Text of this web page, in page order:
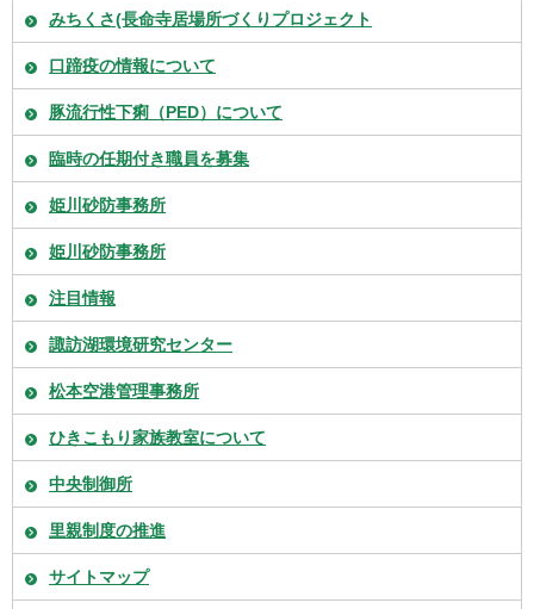
みちくさ(長命寺居場所づくりプロジェクト
口蹄疫の情報について
豚流行性下痢（PED）について
臨時の任期付き職員を募集
姫川砂防事務所
姫川砂防事務所
注目情報
諏訪湖環境研究センター
松本空港管理事務所
ひきこもり家族教室について
中央制御所
里親制度の推進
サイトマップ